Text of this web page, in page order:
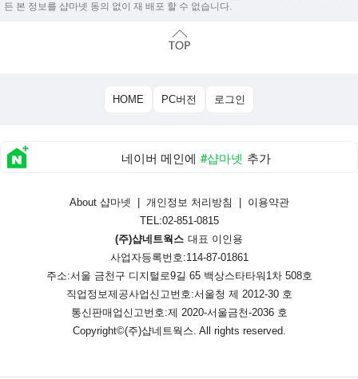
든 본 정보를 샵마넷 동의 없이 재 배포 할 수 없습니다.
HOME PC버전 로그인
네이버 메인에 #샵마넷 추가
About 샵마넷 개인정보 처리방침
이용약관
TEL:02-851-0815
(주)샵네트웍스 대표 이인용
사업자등록번호:114-87-01861
주소:서울 금천구 디지털로9길 65 백상스타타워1차 508호
직업정보제공사업신고번호:서울청 제 2012-30 호
통신판매업신고번호:제 2020-서울금천-2036 호
Copyright©(주)샵네트웍스. All rights reserved.